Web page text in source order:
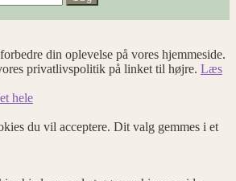
din oplevelse på vores hjemmeside.
privatlivspolitik på linket til højre. Læs
hele
du vil acceptere. Dit valg gemmes i et